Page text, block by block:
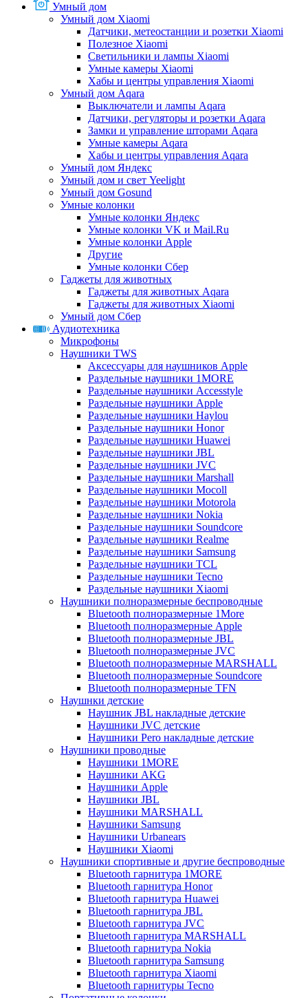
Умный дом
Умный дом Xiaomi
Датчики, метеостанции и розетки Xiaomi
Полезное Xiaomi
Светильники и лампы Xiaomi
Умные камеры Xiaomi
Хабы и центры управления Xiaomi
Умный дом Aqara
Выключатели и лампы Aqara
Датчики, регуляторы и розетки Aqara
Замки и управление шторами Aqara
Умные камеры Aqara
Хабы и центры управления Aqara
Умный дом Яндекс
Умный дом и свет Yeelight
Умный дом Gosund
Умные колонки
Умные колонки Яндекс
Умные колонки VK и Mail.Ru
Умные колонки Apple
Другие
Умные колонки Сбер
Гаджеты для животных
Гаджеты для животных Aqara
Гаджеты для животных Xiaomi
Умный дом Сбер
Аудиотехника
Микрофоны
Наушники TWS
Аксессуары для наушников Apple
Раздельные наушники 1MORE
Раздельные наушники Accesstyle
Раздельные наушники Apple
Раздельные наушники Haylou
Раздельные наушники Honor
Раздельные наушники Huawei
Раздельные наушники JBL
Раздельные наушники JVC
Раздельные наушники Marshall
Раздельные наушники Mocoll
Раздельные наушники Motorola
Раздельные наушники Nokia
Раздельные наушники Soundcore
Раздельные наушники Realme
Раздельные наушники Samsung
Раздельные наушники TCL
Раздельные наушники Tecno
Раздельные наушники Xiaomi
Наушники полноразмерные беспроводные
Bluetooth полноразмерные 1More
Bluetooth полноразмерные Apple
Bluetooth полноразмерные JBL
Bluetooth полноразмерные JVC
Bluetooth полноразмерные MARSHALL
Bluetooth полноразмерные Soundcore
Bluetooth полноразмерные TFN
Наушнки детские
Наушник JBL накладные детские
Наушники JVC детские
Наушники Pero накладные детские
Наушники проводные
Наушники 1MORE
Наушники AKG
Наушники Apple
Наушники JBL
Наушники MARSHALL
Наушники Samsung
Наушники Urbanears
Наушники Xiaomi
Наушники спортивные и другие беспроводные
Bluetooth гарнитура 1MORE
Bluetooth гарнитура Honor
Bluetooth гарнитура Huawei
Bluetooth гарнитура JBL
Bluetooth гарнитура JVC
Bluetooth гарнитура MARSHALL
Bluetooth гарнитура Nokia
Bluetooth гарнитура Samsung
Bluetooth гарнитура Xiaomi
Bluetooth гарнитуры Tecno